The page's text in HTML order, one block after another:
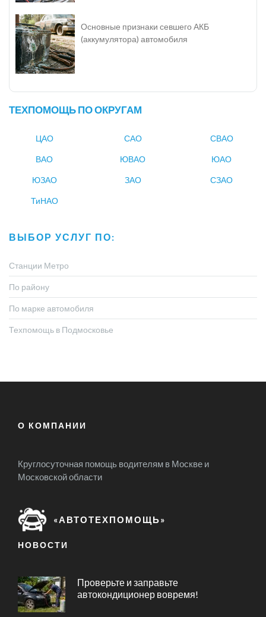
Основные признаки севшего АКБ
(аккумулятора) автомобиля
ТЕХПОМОЩЬ ПО ОКРУГАМ
ЦАО САО СВАО
ВАО ЮВАО ЮАО
ЮЗАО ЗАО СЗАО
ТиНАО
ВЫБОР УСЛУГ ПО:
Станции Метро
По району
По марке автомобиля
Техпомощь в Подмосковье
О КОМПАНИИ
Круглосуточная помощь водителям в Москве и
Московской области
«АВТОТЕХПОМОЩЬ»
НОВОСТИ
Проверьте и заправьте
автокондиционер вовремя!